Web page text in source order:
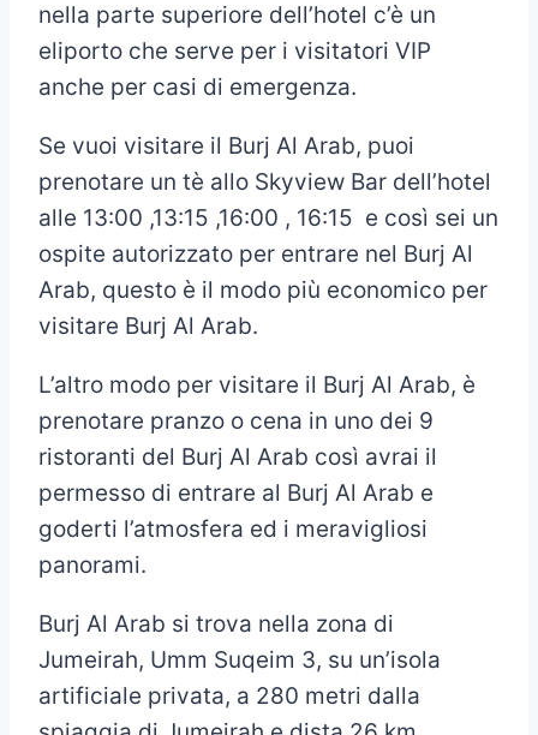
nella parte superiore dell’hotel c’è un
eliporto che serve per i visitatori VIP
anche per casi di emergenza.
Se vuoi visitare il Burj Al Arab, puoi
prenotare un tè allo Skyview Bar dell’hotel
alle 13:00 ,13:15 ,16:00 , 16:15 e così sei un
ospite autorizzato per entrare nel Burj Al
Arab, questo è il modo più economico per
visitare Burj Al Arab.
L’altro modo per visitare il Burj Al Arab, è
prenotare pranzo o cena in uno dei 9
ristoranti del Burj Al Arab così avrai il
permesso di entrare al Burj Al Arab e
goderti l’atmosfera ed i meravigliosi
panorami.
Burj Al Arab si trova nella zona di
Jumeirah, Umm Suqeim 3, su un’isola
artificiale privata, a 280 metri dalla